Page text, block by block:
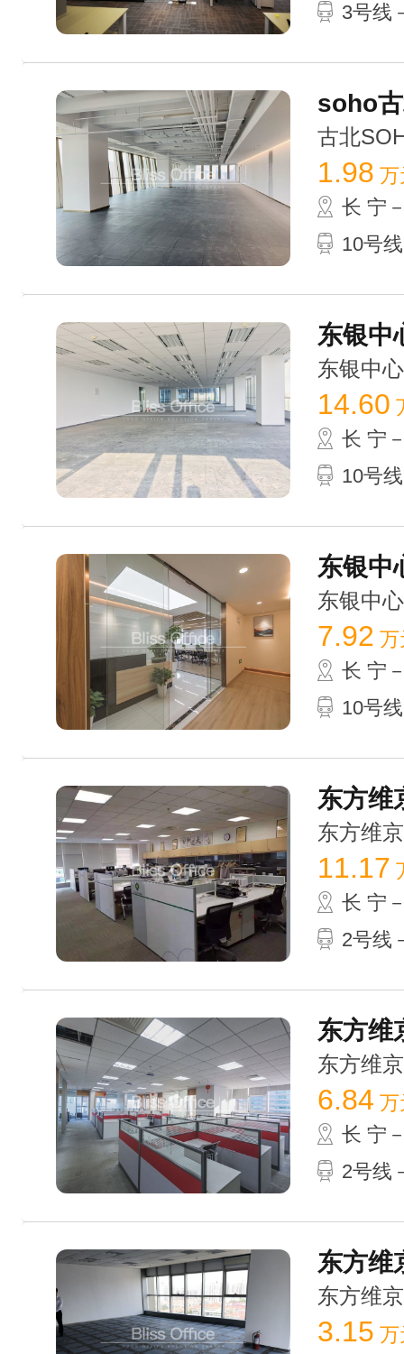
3号线
soho
古北
1.98 万
长 宁
10号
东银中
东银中
14.60
长 宁
10号
东银中
东银中
7.92 万
长 宁
10号
东方维
东方维
11.17
长 宁
2号线
东方维
东方维
6.84 万
长 宁
2号线
东方维
东方维
3.15 万